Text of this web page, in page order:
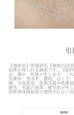
引
【施術名】医療脱毛【施術の説
効果が得られる施術です。【副
み、痛み、乾燥が生じます。こ
毛嚢炎、埋没毛、膿疱、ほくろ
離、水疱形成、色素沈着や色素
睫毛・毛髪の脱落、硬毛化が生
的医療保険制度が適用されない自